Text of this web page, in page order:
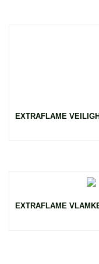
EXTRAFLAME
EXTRAFLAME